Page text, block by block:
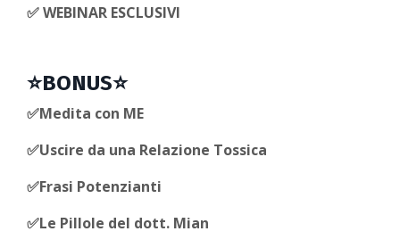
✅ WEBINAR ESCLUSIVI
⭐️BONUS⭐️
✅Medita con ME
✅Uscire da una Relazione Tossica
✅Frasi Potenzianti
✅Le Pillole del dott. Mian